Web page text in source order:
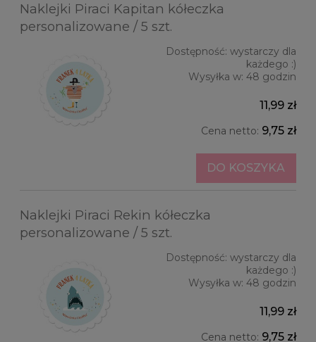
Naklejki Piraci Kapitan kółeczka
personalizowane / 5 szt.
Dostępność: wystarczy dla
każdego :)
Wysyłka w: 48 godzin
11,99 zł
Cena netto: 9,75 zł
DO KOSZYKA
Naklejki Piraci Rekin kółeczka
personalizowane / 5 szt.
Dostępność: wystarczy dla
każdego :)
Wysyłka w: 48 godzin
11,99 zł
Cena netto: 9,75 zł